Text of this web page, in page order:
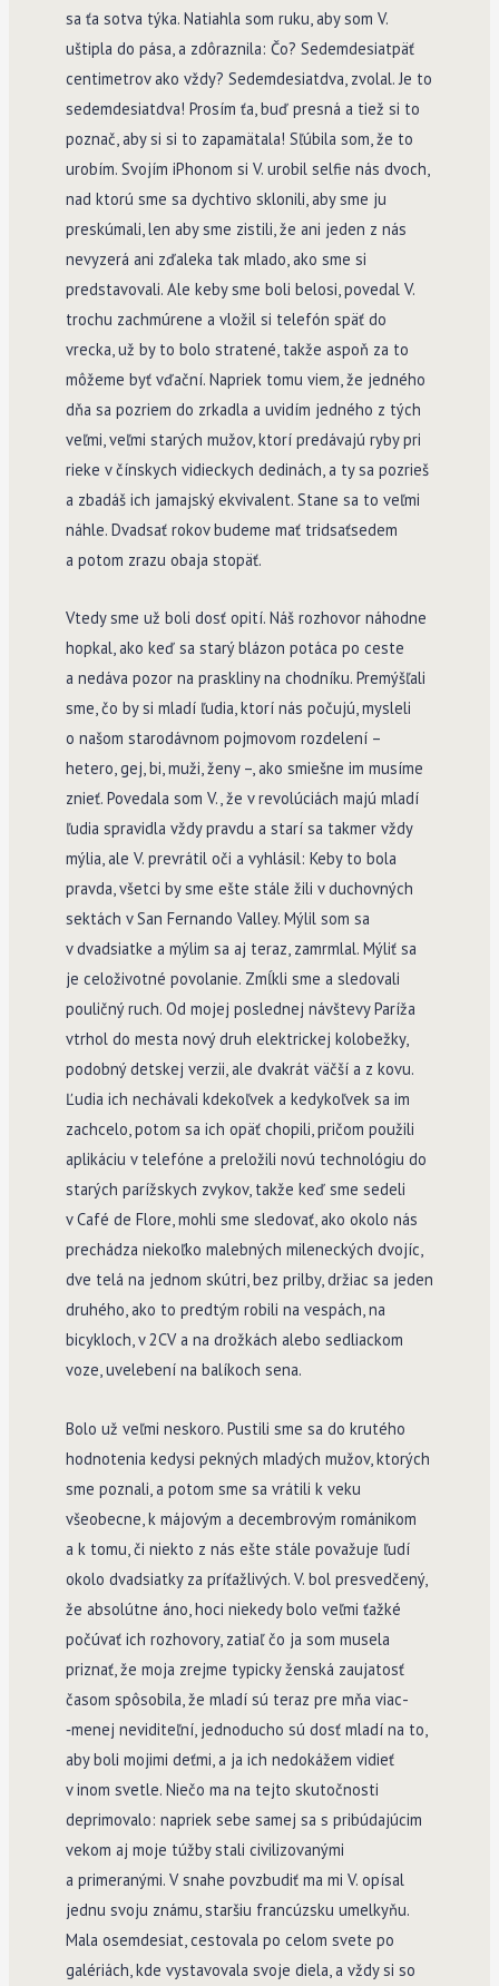
sa ťa sotva týka. Natiahla som ruku, aby som V.
uštipla do pása, a zdôraznila: Čo? Sedemdesiatpäť
centimetrov ako vždy? Sedemdesiatdva, zvolal. Je to
sedemdesiatdva! Prosím ťa, buď presná a tiež si to
poznač, aby si si to zapamätala! Sľúbila som, že to
urobím. Svojím iPhonom si V. urobil selfie nás dvoch,
nad ktorú sme sa dychtivo sklonili, aby sme ju
preskúmali, len aby sme zistili, že ani jeden z nás
nevyzerá ani zďaleka tak mlado, ako sme si
predstavovali. Ale keby sme boli belosi, povedal V.
trochu zachmúrene a vložil si telefón späť do
vrecka, už by to bolo stratené, takže aspoň za to
môžeme byť vďační. Napriek tomu viem, že jedného
dňa sa pozriem do zrkadla a uvidím jedného z tých
veľmi, veľmi starých mužov, ktorí predávajú ryby pri
rieke v čínskych vidieckych dedinách, a ty sa pozrieš
a zbadáš ich jamajský ekvivalent. Stane sa to veľmi
náhle. Dvadsať rokov budeme mať tridsaťsedem
a potom zrazu obaja stopäť.
Vtedy sme už boli dosť opití. Náš rozhovor náhodne
hopkal, ako keď sa starý blázon potáca po ceste
a nedáva pozor na praskliny na chodníku. Premýšľali
sme, čo by si mladí ľudia, ktorí nás počujú, mysleli
o našom starodávnom pojmovom rozdelení –
hetero, gej, bi, muži, ženy –, ako smiešne im musíme
znieť. Povedala som V., že v revolúciách majú mladí
ľudia spravidla vždy pravdu a starí sa takmer vždy
mýlia, ale V. prevrátil oči a vyhlásil: Keby to bola
pravda, všetci by sme ešte stále žili v duchovných
sektách v San Fernando Valley. Mýlil som sa
v dvadsiatke a mýlim sa aj teraz, zamrmlal. Mýliť sa
je celoživotné povolanie. Zmĺkli sme a sledovali
pouličný ruch. Od mojej poslednej návštevy Paríža
vtrhol do mesta nový druh elektrickej kolobežky,
podobný detskej verzii, ale dvakrát väčší a z kovu.
Ľudia ich nechávali kdekoľvek a kedykoľvek sa im
zachcelo, potom sa ich opäť chopili, pričom použili
aplikáciu v telefóne a preložili novú technológiu do
starých parížskych zvykov, takže keď sme sedeli
v Café de Flore, mohli sme sledovať, ako okolo nás
prechádza niekoľko malebných mileneckých dvojíc,
dve telá na jednom skútri, bez prilby, držiac sa jeden
druhého, ako to predtým robili na vespách, na
bicykloch, v 2CV a na drožkách alebo sedliackom
voze, uvelebení na balíkoch sena.
Bolo už veľmi neskoro. Pustili sme sa do krutého
hodnotenia kedysi pekných mladých mužov, ktorých
sme poznali, a potom sme sa vrátili k veku
všeobecne, k májovým a decembrovým románikom
a k tomu, či niekto z nás ešte stále považuje ľudí
okolo dvadsiatky za príťažlivých. V. bol presvedčený,
že absolútne áno, hoci niekedy bolo veľmi ťažké
počúvať ich rozhovory, zatiaľ čo ja som musela
priznať, že moja zrejme typicky ženská zaujatosť
časom spôsobila, že mladí sú teraz pre mňa viac­
‑menej neviditeľní, jednoducho sú dosť mladí na to,
aby boli mojimi deťmi, a ja ich nedokážem vidieť
v inom svetle. Niečo ma na tejto skutočnosti
deprimovalo: napriek sebe samej sa s pribúdajúcim
vekom aj moje túžby stali civilizovanými
a primeranými. V snahe povzbudiť ma mi V. opísal
jednu svoju známu, staršiu francúzsku umelkyňu.
Mala osemdesiat, cestovala po celom svete po
galériách, kde vystavovala svoje diela, a vždy si so